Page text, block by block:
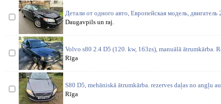
Детали от одного авто, Европейская модель,
Daugavpils un raj.
Volvo s80 2.4 D5 (120. kw, 163zs), manuālā ātrumkārba.
Rīga
S80 D5, mehāniskā ātrumkārba. rezerves daļas no angļu
Rīga